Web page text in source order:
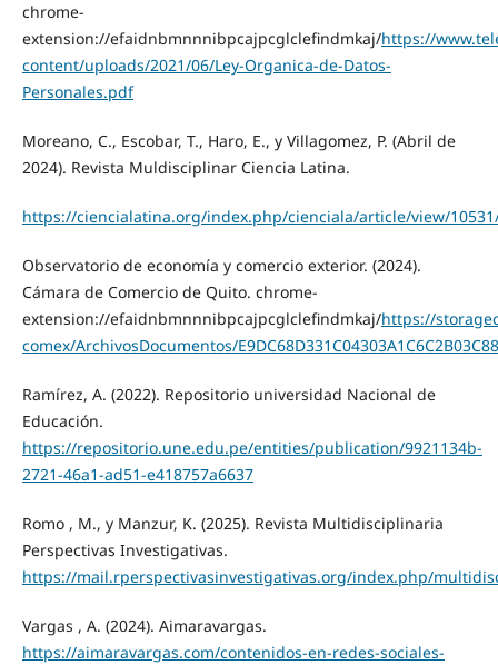
chrome-
extension://efaidnbmnnnibpcajpcglclefindmkaj/https://
content/uploads/2021/06/Ley-Organica-de-Datos-
Personales.pdf
Moreano, C., Escobar, T., Haro, E., y Villagomez, P. (Abril de
2024). Revista Muldisciplinar Ciencia Latina.
https://ciencialatina.org/index.php/cienciala/article/view/
Observatorio de economía y comercio exterior. (2024).
Cámara de Comercio de Quito. chrome-
extension://efaidnbmnnnibpcajpcglclefindmkaj/https://
comex/ArchivosDocumentos/
Ramírez, A. (2022). Repositorio universidad Nacional de
Educación.
https://repositorio.une.edu.pe/entities/publication/9921134b-
2721-46a1-ad51-e418757a6637
Romo , M., y Manzur, K. (2025). Revista Multidisciplinaria
Perspectivas Investigativas.
https://mail.rperspectivasinvestigativas.org/index.php/
Vargas , A. (2024). Aimaravargas.
https://aimaravargas.com/contenidos-en-redes-sociales-